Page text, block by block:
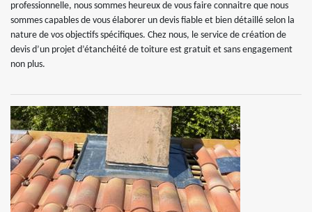
professionnelle, nous sommes heureux de vous faire connaitre que nous
sommes capables de vous élaborer un devis fiable et bien détaillé selon la
nature de vos objectifs spécifiques. Chez nous, le service de création de
devis d’un projet d’étanchéité de toiture est gratuit et sans engagement
non plus.